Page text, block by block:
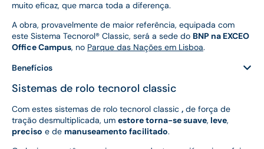
muito eficaz, que marca toda a diferença.
A obra, provavelmente de maior referência, equipada com
este Sistema Tecnorol® Classic, será a sede do BNP na EXCEO
Office Campus, no Parque das Nações em Lisboa.
Benefícios
Sistemas de rolo tecnorol classic
Com estes sistemas de rolo tecnorol classic , de força de
tração desmultiplicada, um estore torna-se suave, leve,
preciso e de manuseamento facilitado.